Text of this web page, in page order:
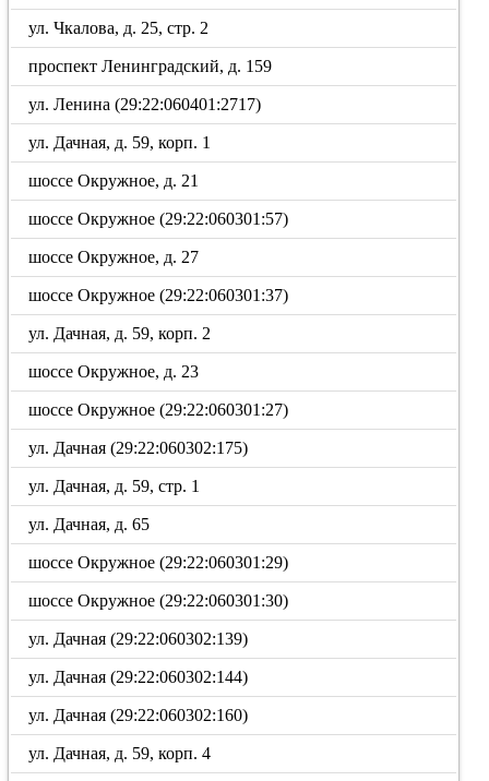
ул. Чкалова, д. 25, стр. 2
проспект Ленинградский, д. 159
ул. Ленина (29:22:060401:2717)
ул. Дачная, д. 59, корп. 1
шоссе Окружное, д. 21
шоссе Окружное (29:22:060301:57)
шоссе Окружное, д. 27
шоссе Окружное (29:22:060301:37)
ул. Дачная, д. 59, корп. 2
шоссе Окружное, д. 23
шоссе Окружное (29:22:060301:27)
ул. Дачная (29:22:060302:175)
ул. Дачная, д. 59, стр. 1
ул. Дачная, д. 65
шоссе Окружное (29:22:060301:29)
шоссе Окружное (29:22:060301:30)
ул. Дачная (29:22:060302:139)
ул. Дачная (29:22:060302:144)
ул. Дачная (29:22:060302:160)
ул. Дачная, д. 59, корп. 4